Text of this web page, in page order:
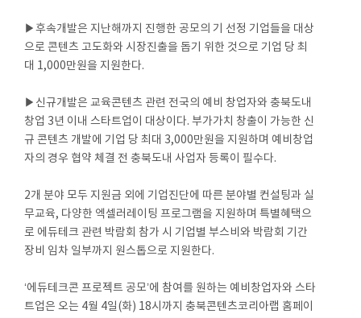
▶후속개발은 지난해까지 진행한 공모의 기 선정 기업들을 대상
으로 콘텐츠 고도화와 시장진출을 돕기 위한 것으로 기업 당 최
대 1,000만원을 지원한다.
▶신규개발은 교육콘텐츠 관련 전국의 예비 창업자와 충북도내
창업 3년 이내 스타트업이 대상이다. 부가가치 창출이 가능한 신
규 콘텐츠 개발에 기업 당 최대 3,000만원을 지원하며 예비창업
자의 경우 협약 체결 전 충북도내 사업자 등록이 필수다.
2개 분야 모두 지원금 외에 기업진단에 따른 분야별 컨설팅과 실
무교육, 다양한 엑셀러레이팅 프로그램을 지원하며 특별혜택으
로 에듀테크 관련 박람회 참가 시 기업별 부스비와 박람회 기간
장비 임차 일부까지 원스톱으로 지원한다.
‘에듀테크콘 프로젝트 공모’에 참여를 원하는 예비창업자와 스타
트업은 오는 4월 4일(화) 18시까지 충북콘텐츠코리아랩 홈페이